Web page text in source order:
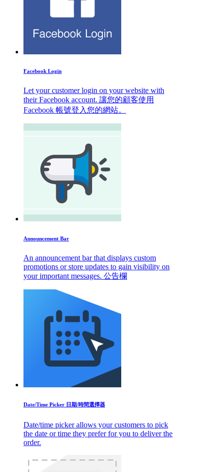
Facebook Login
Let your customer login on your website with
their Facebook account. 讓您的顧客使用
Facebook 帳號登入您的網站。
Announcement Bar
An announcement bar that displays custom
promotions or store updates to gain visibility on
your important messages. 公告欄
Date/Time Picker 日期/時間選擇器
Date/time picker allows your customers to pick
the date or time they prefer for you to deliver the
order.